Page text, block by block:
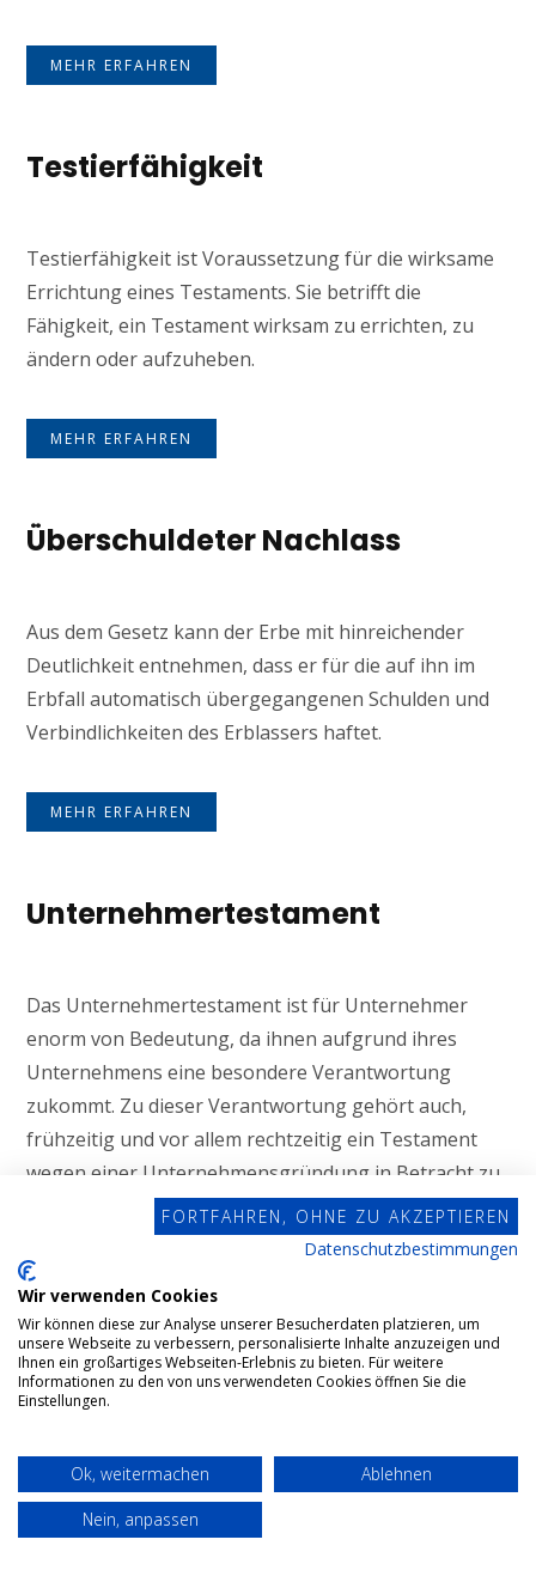
MEHR ERFAHREN
Testierfähigkeit
Testierfähigkeit ist Voraussetzung für die wirksame
Errichtung eines Testaments. Sie betrifft die
Fähigkeit, ein Testament wirksam zu errichten, zu
ändern oder aufzuheben.
MEHR ERFAHREN
Überschuldeter Nachlass
Aus dem Gesetz kann der Erbe mit hinreichender
Deutlichkeit entnehmen, dass er für die auf ihn im
Erbfall automatisch übergegangenen Schulden und
Verbindlichkeiten des Erblassers haftet.
MEHR ERFAHREN
Unternehmertestament
Das Unternehmertestament ist für Unternehmer
enorm von Bedeutung, da ihnen aufgrund ihres
Unternehmens eine besondere Verantwortung
zukommt. Zu dieser Verantwortung gehört auch,
frühzeitig und vor allem rechtzeitig ein Testament
wegen einer Unternehmensgründung in Betracht zu
ziehen und zu formulieren.
MEHR ERFAHREN
Vermächtnis
Wirtschaftlich versorgen können Sie als Erblasser
Ihren Ehegatten auch über die Zuwendung von
Vermächtnissen.
FORTFAHREN, OHNE ZU AKZEPTIEREN
Datenschutzbestimmungen
Wir verwenden Cookies
Wir können diese zur Analyse unserer Besucherdaten platzieren, um
unsere Webseite zu verbessern, personalisierte Inhalte anzuzeigen und
Ihnen ein großartiges Webseiten-Erlebnis zu bieten. Für weitere
Informationen zu den von uns verwendeten Cookies öffnen Sie die
Einstellungen.
Ok, weitermachen
Ablehnen
Nein, anpassen